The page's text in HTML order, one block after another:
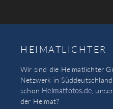
HEIMATLICHTER
Wir sind die Heimatlichter
Netzwerk in
schon Heimatfotos.de,
der Heimat?